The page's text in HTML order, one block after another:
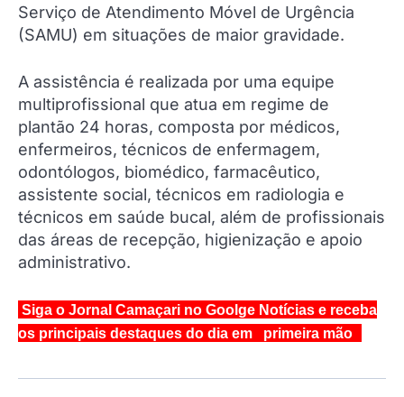
Serviço de Atendimento Móvel de Urgência
(SAMU) em situações de maior gravidade.
A assistência é realizada por uma equipe
multiprofissional que atua em regime de
plantão 24 horas, composta por médicos,
enfermeiros, técnicos de enfermagem,
odontólogos, biomédico, farmacêutico,
assistente social, técnicos em radiologia e
técnicos em saúde bucal, além de profissionais
das áreas de recepção, higienização e apoio
administrativo.
Siga o Jornal Camaçari no Goolge Notícias e receba
os principais destaques do dia em primeira mão